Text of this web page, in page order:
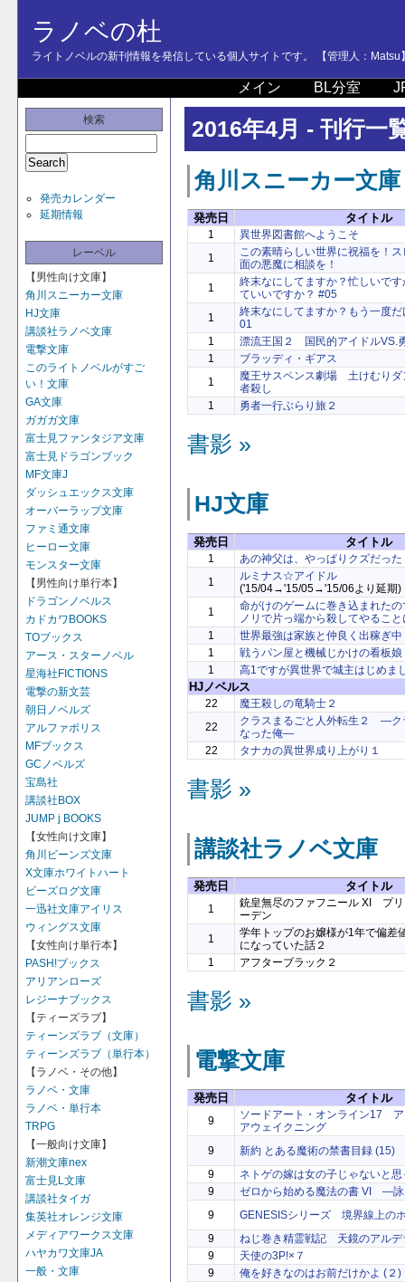
ラノベの杜
ライトノベルの新刊情報を発信している個人サイトです。 【管理人：Matsu
メイン BL分室
検索
発売カレンダー
延期情報
レーベル
【男性向け文庫】
角川スニーカー文庫
HJ文庫
講談社ラノベ文庫
電撃文庫
このライトノベルがすご
い！文庫
GA文庫
ガガガ文庫
富士見ファンタジア文庫
富士見ドラゴンブック
MF文庫J
ダッシュエックス文庫
オーバーラップ文庫
ファミ通文庫
ヒーロー文庫
モンスター文庫
【男性向け単行本】
ドラゴンノベルス
カドカワBOOKS
TOブックス
アース・スターノベル
星海社FICTIONS
電撃の新文芸
朝日ノベルズ
アルファポリス
MFブックス
GCノベルズ
宝島社
講談社BOX
JUMP j BOOKS
【女性向け文庫】
角川ビーンズ文庫
X文庫ホワイトハート
ビーズログ文庫
一迅社文庫アイリス
ウィングス文庫
【女性向け単行本】
PASH!ブックス
アリアンローズ
レジーナブックス
【ティーズラブ】
ティーンズラブ（文庫）
ティーンズラブ（単行本）
【ラノベ・その他】
ラノベ・文庫
ラノベ・単行本
TRPG
【一般向け文庫】
新潮文庫nex
富士見L文庫
講談社タイガ
集英社オレンジ文庫
メディアワークス文庫
ハヤカワ文庫JA
一般・文庫
2016年4月 - 刊行一
角川スニーカー文庫
発売日 タイトル
1
異世界図書館へようこそ
1
この素晴らしい世界に祝福を！
面の悪魔に相談を！
1
終末なにしてますか？忙しいで
ていいですか？ #05
1
終末なにしてますか？もう一度
01
1
漂流王国２ 国民的アイドルVS.
1
ブラッディ・ギアス
1
魔王サスペンス劇場 土けむりダ
者殺し
1
勇者一行ぶらり旅２
書影 »
HJ文庫
発売日 タイトル
1
あの神父は、やっぱりクズだった
1
ルミナス☆アイドル
('15/04→'15/05→'15/06より延期)
1
命がけのゲームに巻き込まれた
ノリで片っ端から殺してやるこ
1
世界最強は家族と仲良く出稼ぎ中
1
戦うパン屋と機械じかけの看板娘
1
高1ですが異世界で城主はじめま
HJノベルス
22
魔王殺しの竜騎士２
22
クラスまるごと人外転生２ ―ク
なった俺―
22
タナカの異世界成り上がり１
書影 »
講談社ラノベ文庫
発売日 タイトル
1
銃皇無尽のファフニール XI プ
ーデン
1
学年トップのお嬢様が1年で偏差
になっていた話２
1
アフターブラック２
書影 »
電撃文庫
発売日 タイトル
9
ソードアート・オンライン17
アウェイクニング
9
新約 とある魔術の禁書目録 (15)
9
ネトゲの嫁は女の子じゃないと
9
ゼロから始める魔法の書 VI ―
9
GENESISシリーズ 境界線上の
9
ねじ巻き精霊戦記 天鏡のアルデ
9
天使の3P!×７
9
俺を好きなのはお前だけかよ (２)